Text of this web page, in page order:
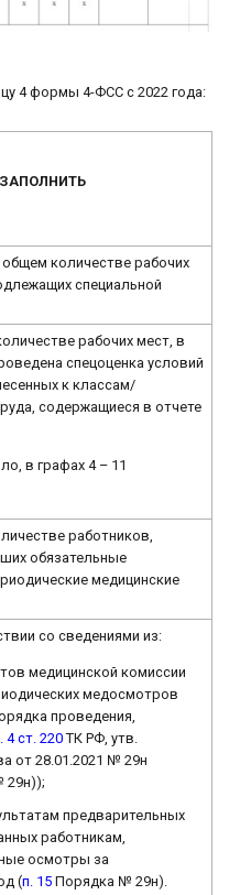
4 формы 4-ФСС с 2022 года:
количестве рабочих
специальной
рабочих мест, в
спецоценка условий
к классам/
содержащиеся в отчете
в графах 4 – 11
работников,
обязательные
медицинские
со сведениями из:
медицинской комиссии
медосмотров
проведения,
4 ст. 220 ТК РФ, утв.
от 28.01.2021 № 29н
29н));
предварительных
работникам,
осмотры за
(п. 15 Порядка № 29н).